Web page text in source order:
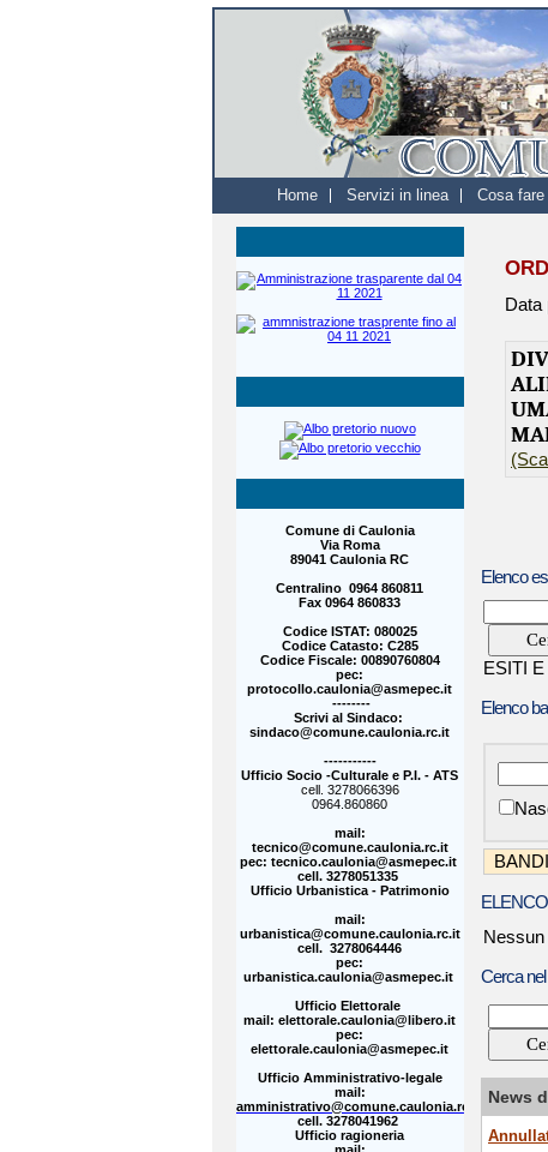
Home Servizi in linea Cosa fare
Data
Elenco
ESITI
Elenco
Cerca nel
News
Comune di Caulonia
Via Roma
89041 Caulonia RC
Centralino 0964 860811
Fax 0964 860833
Codice ISTAT: 080025
Codice Catasto: C285
Codice Fiscale: 00890760804
pec:
protocollo.caulonia@asmepec.it
--------
Scrivi al Sindaco:
sindaco@comune.caulonia.rc.it
-----------
Ufficio Socio -Culturale e P.I. - ATS
cell. 3278066396
0964.860860
mail:
tecnico@comune.caulonia.rc.it
pec: tecnico.caulonia@asmepec.it
cell. 3278051335
Ufficio Urbanistica - Patrimonio
mail:
urbanistica@comune.caulonia.rc.it
cell. 3278064446
pec:
urbanistica.caulonia@asmepec.it
Ufficio Elettorale
mail: elettorale.caulonia@libero.it
pec:
elettorale.caulonia@asmepec.it
Ufficio Amministrativo-legale
mail:
amministrativo@comune.caulonia.rc.it
cell. 3278041962
Ufficio ragioneria